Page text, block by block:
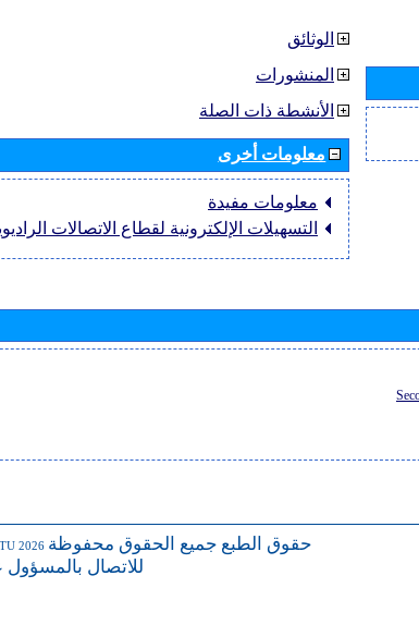
الوثائق
المنشورات
الأنشطة ذات الصلة
معلومات أخرى
معلومات مفيدة
التسهيلات الإلكترونية لقطاع الاتصالات
2026 حقوق الطبع جميع الحقوق محفوظة
للاتصال